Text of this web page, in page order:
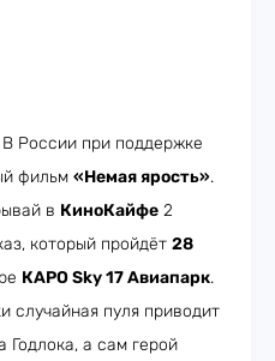
России при поддержке
фильм «Немая ярость».
в КиноКайфе 2
который пройдёт 28
КАРО Sky 17 Авиапарк.
случайная пуля приводит
Годлока, а сам герой